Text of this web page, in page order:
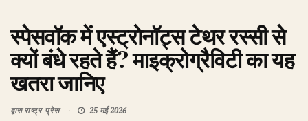
स्पेसवॉक में एस्ट्रोनॉट्स टेथर रस्सी से
क्यों बंधे रहते हैं? माइक्रोग्रैविटी का यह
खतरा जानिए
द्वाराराष्ट्र प्रेस 25 मई 2026